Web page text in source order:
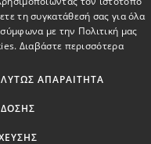
τη συγκατάθεσή σας για όλα
με την Πολιτική μας
Διαβάστε περισσότερα
ΑΠΑΡΑΊΤΗΤΑ